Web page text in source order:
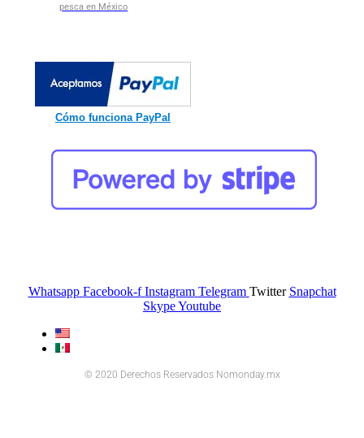
pesca en México
Cómo funciona PayPal
Whatsapp Facebook-f Instagram Telegram Twitter Snapchat
SkypeYoutube
© 2020 Derechos Reservados Nomonday.mx